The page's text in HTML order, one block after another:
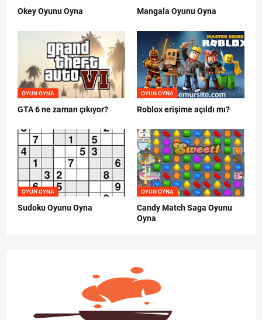
Okey Oyunu Oyna Mangala Oyunu Oyna
OYUN OYNA
GTA 6 ne zaman çıkıyor?
OYUN OYNA
Roblox erişime açıldı mı?
OYUN OYNA
Sudoku Oyunu Oyna
OYUN OYNA
Candy Match Saga Oyunu
Oyna